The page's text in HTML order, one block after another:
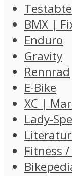
BMX |
Enduro
Gravity
Rennrad
E-Bike
XC |
Lady-
Fitness